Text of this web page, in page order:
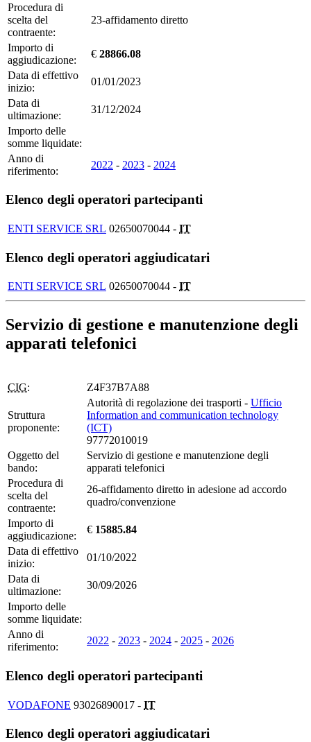
Procedura di
scelta del
contraente:
23-affidamento diretto
Importo di
aggiudicazione:
€ 28866.08
Data di effettivo
inizio:
01/01/2023
Data di
ultimazione:
31/12/2024
Importo delle
somme liquidate:
Anno di
riferimento:
2022 - 2023 - 2024
Elenco degli operatori partecipanti
ENTI SERVICE SRL 02650070044 - IT
Elenco degli operatori aggiudicatari
ENTI SERVICE SRL 02650070044 - IT
Servizio di gestione e manutenzione degli
apparati telefonici
CIG: Z4F37B7A88
Struttura
proponente:
Autorità di regolazione dei trasporti - Ufficio
Information and communication technology
(ICT)
97772010019
Oggetto del
bando:
Servizio di gestione e manutenzione degli
apparati telefonici
Procedura di
scelta del
contraente:
26-affidamento diretto in adesione ad accordo
quadro/convenzione
Importo di
aggiudicazione:
€ 15885.84
Data di effettivo
inizio:
01/10/2022
Data di
ultimazione:
30/09/2026
Importo delle
somme liquidate:
Anno di
riferimento:
2022 - 2023 - 2024 - 2025 - 2026
Elenco degli operatori partecipanti
VODAFONE 93026890017 - IT
Elenco degli operatori aggiudicatari